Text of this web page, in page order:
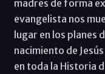
madres de forma
evangelista nos
lugar en los planes
nacimiento de
en toda la Historia